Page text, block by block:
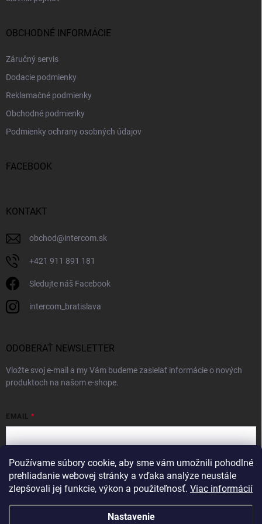
Používame súbory cookie, aby sme vám umožnili pohodlné
prehliadanie webovej stránky a vďaka analýze neustále
zlepšovali jej funkcie, výkon a použiteľnosť. Viac informácií
Nastavenie
OBCHODNÉ INFORMÁCIE
Záručný servis
Dodacie podmienky
Reklamačné podmienky
Obchodné podmienky
Podmienky ochrany osobných údajov
FACEBOOK
KONTAKT
obchod@intercom.sk
+421 911 891 181
Sledujte náš Facebook
intercom_bratislava
ODOBERAŤ NEWSLETTER
Vložte svoj e-mail a my Vám budeme zasielať informácie o nových
produktoch na našom e-shope.
EMAIL
Vložením e-mailu súhlasíte spodmienkami ochrany osobných údajov
Prihlásiť sa